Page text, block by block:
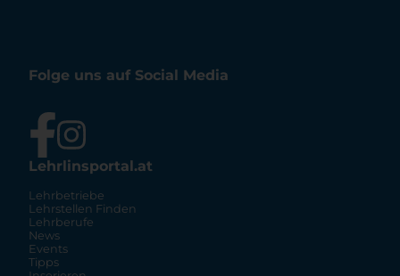
Folge uns auf Social Media
Lehrlinsportal.at
Lehrbetriebe
Lehrstellen Finden
Lehrberufe
News
Events
Tipps